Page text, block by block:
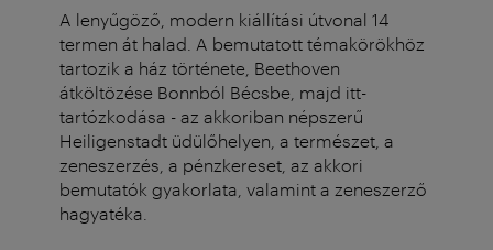
A lenyűgöző, modern kiállítási útvonal 14
termen át halad. A bemutatott témakörökhöz
tartozik a ház története, Beethoven
átköltözése Bonnból Bécsbe, majd itt-
tartózkodása - az akkoriban népszerű
Heiligenstadt üdülőhelyen, a természet, a
zeneszerzés, a pénzkereset, az akkori
bemutatók gyakorlata, valamint a zeneszerző
hagyatéka.